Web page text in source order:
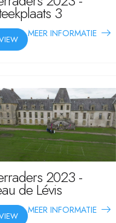
3
MEER INFORMATIE
2023 -
de Lévis
MEER INFORMATIE